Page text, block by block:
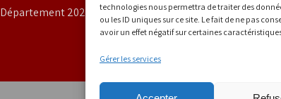
technologies nous permettra de traiter des
ou les ID uniques sur ce site. Le fait de ne pas
avoir un effet négatif sur certaines
Gérer les services
Département 2026